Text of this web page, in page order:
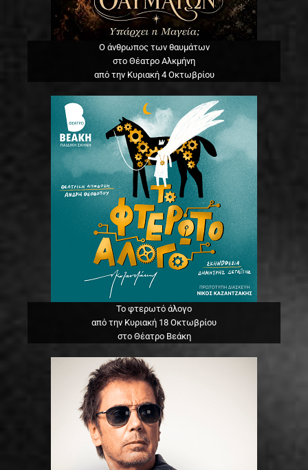
Ο άνθρωπος των θαυμάτων
στο Θέατρο Αλκμήνη
από την Κυριακή 4 Οκτωβρίου
Το φτερωτό άλογο
από την Κυριακή 18 Οκτωβρίου
στο Θέατρο Βεάκη